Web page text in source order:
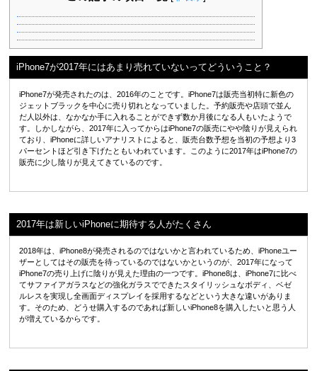
iPhone7が2017年にはあまり売れていないってどういうこと？
iPhone7が発売されたのは、2016年のことです。iPhone7は販売当初特に新色の
ジェットブラックを中心に売り切れとなっていました。予約販売や店頭で並ん
だ人以外は、なかなか手に入れることができず数か月後になる人もいたようで
す。しかしながら、2017年に入ってからはiPhone7の販売にやや陰りが見えられ
ており、iPhoneに詳しいアナリストによると、販売台数予想を当初の予想より3
パーセントほど引き下げたともいわれています。このように2017年はiPhone7の
販売に少し陰りが見えてきているのです。
2017年は新しいiPhoneに期待する人がたくさん
2018年は、iPhone8が発売されるのではないかと言われているため、iPhoneユー
ザーとしてはその販売を待っているのではないかというのが、2017年になって
iPhone7の売り上げに陰りが見えた理由の一つです。iPhone8は、iPhone7に比べ
てサファイアガラスなどの強化ガラスでできたスタイリッシュなボディ、ベゼ
ルレスを実現し全画面ディスプレイを採用するなどという大きな違いがありま
す。そのため、どうせ購入するのであれば新しいiPhone8を購入したいと思う人
が増えているからです。